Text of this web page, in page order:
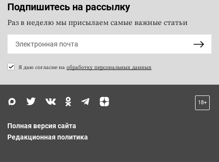
Подпишитесь на рассылку
Раз в неделю мы присылаем самые важные статьи
Я даю согласие на обработку персональных данных
18+
Полная версия сайта
Редакционная политика